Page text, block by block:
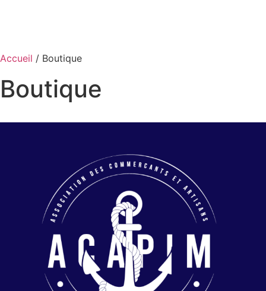
Accueil / Boutique
Boutique